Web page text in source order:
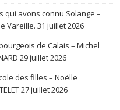
qui avons connu Solange –
Vareille. 31 juillet 2026
de Calais – Michel
29 juillet 2026
des filles – Noëlle
27 juillet 2026